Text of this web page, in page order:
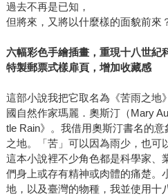
受。拿到書後，絕對要安排一個
益的《海風酒店》。
過去不再是已知，
但將來，又將以什麼樣的面貌前來
六幅彩色手繪插畫，重現十八世紀
特製郵票式樣扉頁，增加收藏感
這部小說我把它取名為《苦雨之地
國自然作家瑪麗．奧斯汀（Mary
tle Rain》。我借用奧斯汀書名的
之地。「苦」可以因為雨少，也可
這本小說裡不少角色都是科學家、
們身上或存有精神或肉體的痛楚。
地，以及臺灣的物種，我並使用十